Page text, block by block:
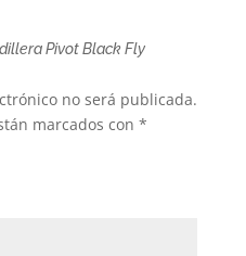
Pivot Black Fly
no será publicada.
marcados con *